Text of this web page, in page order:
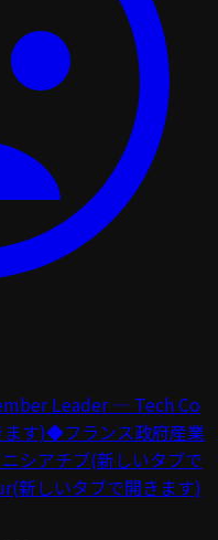
Leader — Tech Co
す)◆フランス政府産業
シアチブ(新しいタブで
(新しいタブで開きます)